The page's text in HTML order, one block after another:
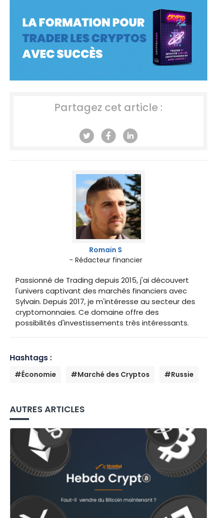
Partagez cet article :
Romain S
- Rédacteur financier
Passionné de Trading depuis 2015, j'ai découvert
l'univers captivant des marchés financiers avec
Sylvain. Depuis 2017, je m'intéresse au secteur des
cryptomonnaies. Ce domaine offre des
possibilités d'investissements très intéressants.
Hashtags :
#Économie #Marché des Cryptos #Russie
AUTRES ARTICLES